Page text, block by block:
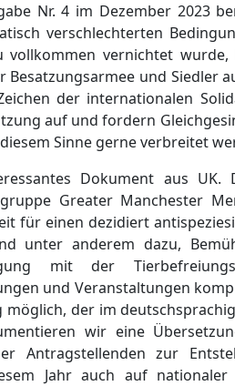
Nr. 4 im Dezember 2023
verschlechterten
vollkommen vernichtet
und Siedler
der internationalen
auf und fordern
Sinne gerne verbreitet
Dokument aus UK.
Greater Manchester
für einen dezidiert
unter anderem dazu,
mit der
und Veranstaltungen
der im
wir eine
Antragstellenden zur
Jahr auch auf